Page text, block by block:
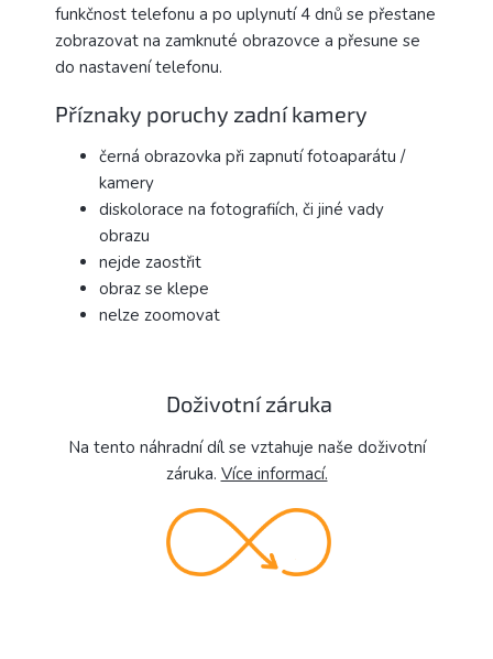
funkčnost telefonu a po uplynutí 4 dnů se přestane
zobrazovat na zamknuté obrazovce a přesune se
do nastavení telefonu.
Příznaky poruchy zadní kamery
černá obrazovka při zapnutí fotoaparátu /
kamery
diskolorace na fotografiích, či jiné vady
obrazu
nejde zaostřit
obraz se klepe
nelze zoomovat
Doživotní záruka
Na tento náhradní díl se vztahuje naše doživotní
záruka. Více informací.